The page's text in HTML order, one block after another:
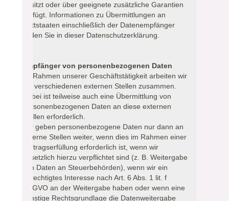
besitzt oder über geeignete zusätzliche Garantien
verfügt. Informationen zu Übermittlungen an
Drittstaaten einschließlich der Datenempfänger
finden Sie in dieser Datenschutzerklärung.
Empfänger von personenbezogenen Daten
Im Rahmen unserer Geschäftstätigkeit arbeiten wir
mit verschiedenen externen Stellen zusammen.
Dabei ist teilweise auch eine Übermittlung von
personenbezogenen Daten an diese externen
Stellen erforderlich.
Wir geben personenbezogene Daten nur dann an
externe Stellen weiter, wenn dies im Rahmen einer
Vertragserfüllung erforderlich ist, wenn wir
gesetzlich hierzu verpflichtet sind (z. B. Weitergabe
von Daten an Steuerbehörden), wenn wir ein
berechtigtes Interesse nach Art. 6 Abs. 1 lit. f
DSGVO an der Weitergabe haben oder wenn eine
sonstige Rechtsgrundlage die Datenweitergabe